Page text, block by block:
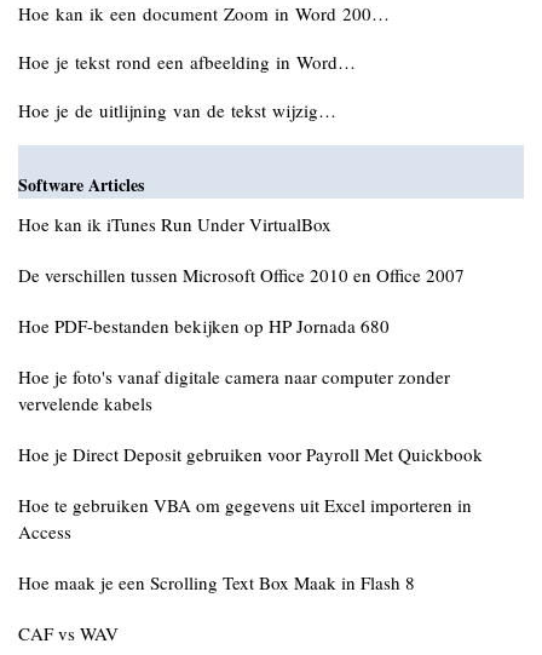
Hoe kan ik een document Zoom in Word 200…
Hoe je tekst rond een afbeelding in Word…
Hoe je de uitlijning van de tekst wijzig…
Software Articles
Hoe kan ik iTunes Run Under VirtualBox
De verschillen tussen Microsoft Office 2010 en Office 2007
Hoe PDF-bestanden bekijken op HP Jornada 680
Hoe je foto's vanaf digitale camera naar computer zonder
vervelende kabels
Hoe je Direct Deposit gebruiken voor Payroll Met Quickbook
Hoe te gebruiken VBA om gegevens uit Excel importeren in
Access
Hoe maak je een Scrolling Text Box Maak in Flash 8
CAF vs WAV